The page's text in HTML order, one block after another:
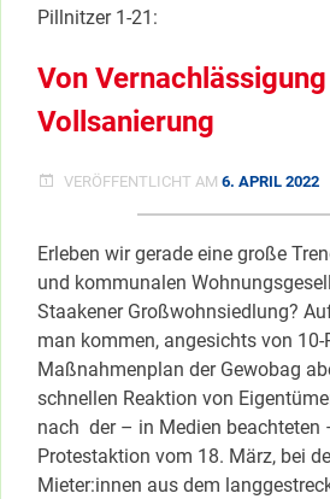
Pillnitzer 1-21:
Von
Vollsanierung
VERÖFFENTLICHT AM 6. APRIL 2022
Erleben wir gerade eine große
und kommunalen
Staakener Großwohnsiedlung?
man kommen, angesichts von 10-
Maßnahmenplan der Gewobag
schnellen Reaktion von
nach der – in Medien beachteten
Protestaktion vom 18. März, bei
Mieter:innen aus dem